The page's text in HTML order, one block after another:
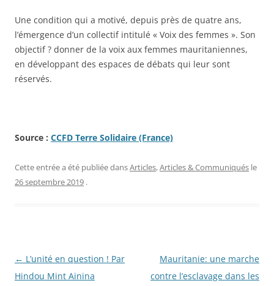
Une condition qui a motivé, depuis près de quatre ans,
l’émergence d’un collectif intitulé « Voix des femmes ». Son
objectif ? donner de la voix aux femmes mauritaniennes,
en développant des espaces de débats qui leur sont
réservés.
Source : CCFD Terre Solidaire (France)
Cette entrée a été publiée dansArticles,Articles & Communiqués le
26 septembre 2019 .
Navigation
des
← L’unité en question ! Par
Hindou Mint Ainina
Mauritanie: une marche
contre l’esclavage dans les